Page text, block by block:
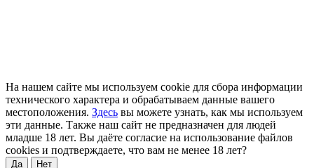
На нашем сайте мы используем cookie для сбора информации
технического характера и обрабатываем данные вашего
местоположения. Здесь вы можете узнать, как мы используем
эти данные. Также наш сайт не предназначен для людей
младше 18 лет. Вы даёте согласие на использование файлов
cookies и подтверждаете, что вам не менее 18 лет?
Да Нет